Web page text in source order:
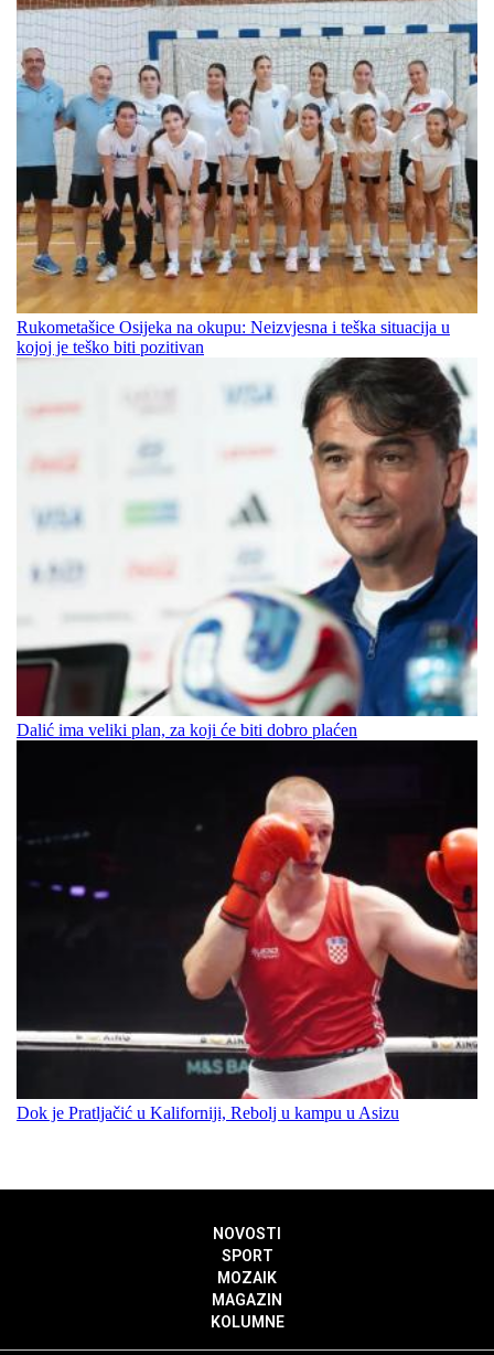
Rukometašice Osijeka na okupu: Neizvjesna i teška situacija u
kojoj je teško biti pozitivan
Dalić ima veliki plan, za koji će biti dobro plaćen
Dok je Pratljačić u Kaliforniji, Rebolj u kampu u Asizu
NOVOSTI
SPORT
MOZAIK
MAGAZIN
KOLUMNE